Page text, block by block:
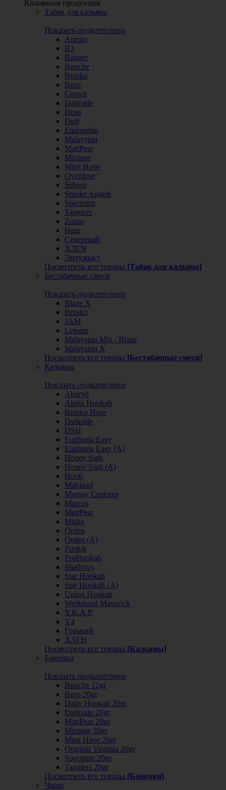
Кальянная продукция
Табак для кальяна
Показать подкатегории
Aurum
B3
Banger
Bonche
Brusko
Burn
Crown
Darkside
Deus
Duft
Endorphin
Malaysian
MattPear
Mixtape
Must Have
Overdose
Sebero
Smoke Angels
Spectrum
Tangiers
Zomo
Наш
Северный
ХЛГN
Энтузиаст
Посмотреть все товары [Табак для кальяна]
Бестабачные смеси
Показать подкатегории
Blaze X
Brusko
JAM
Leteam
Malaysian Mix / Blaze
Malaysian X
Посмотреть все товары [Бестабачные смеси]
Кальяны
Показать подкатегории
Abaryd
Alpha Hookah
Brusko Haze
Darkside
DSH
Euphoria Easy
Euphoria Easy (А)
Honey Sigh
Honey Sigh (А)
Hoob
Maklaud
Mamay Customs
Marcos
MattPear
Misha
Orden
Orden (А)
Pizduk
ProHookah
Shadows
Star Hookah
Star Hookah (А)
Union Hookah
Werkbund Maverick
Y.K.A.P.
Y4
Горький
ХЛГН
Посмотреть все товары [Кальяны]
Баночки
Показать подкатегории
Bonche 12gr
Burn 20gr
Daily Hookah 20gr
Darkside 20gr
MattPear 20gr
Mixtape 20gr
Must Have 20gr
Original Virginia 20gr
Spectrum 20gr
Tangiers 20gr
Посмотреть все товары [Баночки]
Чаши